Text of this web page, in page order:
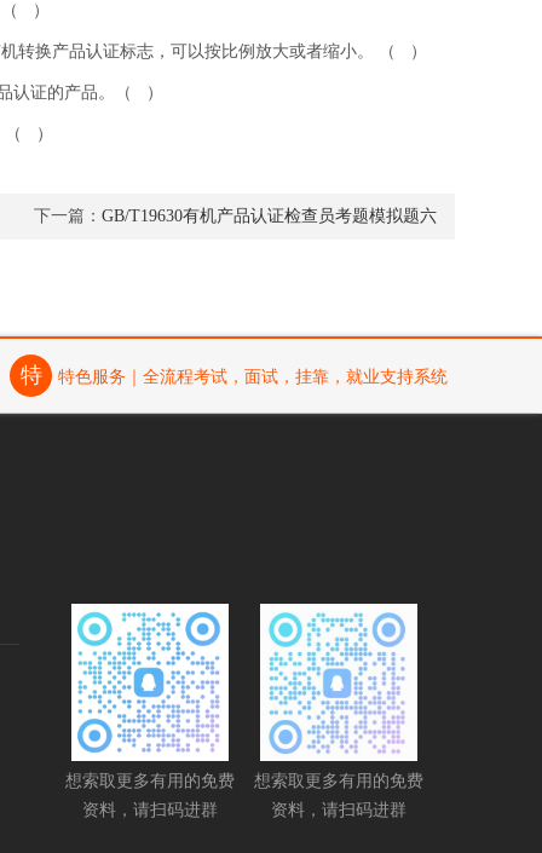
）
转换产品认证标志，可以按比例放大或者缩小。 （ ）
品认证的产品。（ ）
（ ）
下一篇： GB/T19630有机产品认证检查员考题模拟题六
特 特色服务｜全流程考试，面试，挂靠，就业支持系统
想索取更多有用的免费
资料，请扫码进群
想索取更多有用的免费
资料，请扫码进群